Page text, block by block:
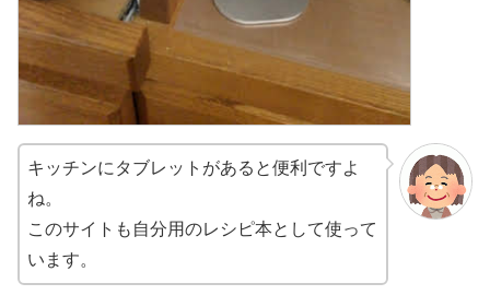
キッチンにタブレットがあると便利ですよ
ね。
このサイトも自分用のレシピ本として使って
います。